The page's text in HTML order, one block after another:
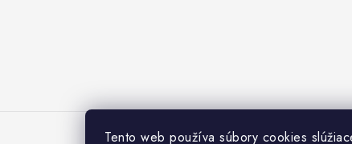
Tento web používa súbory cookies